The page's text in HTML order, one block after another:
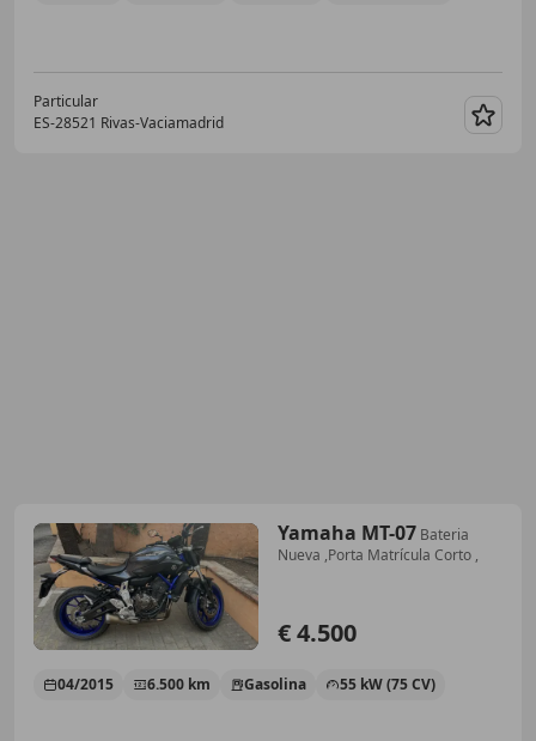
Particular
ES-28521 Rivas-Vaciamadrid
Yamaha MT-07 Bateria
Nueva ,Porta Matrícula Corto ,
€ 4.500
04/2015 6.500 km Gasolina 55 kW (75 CV)